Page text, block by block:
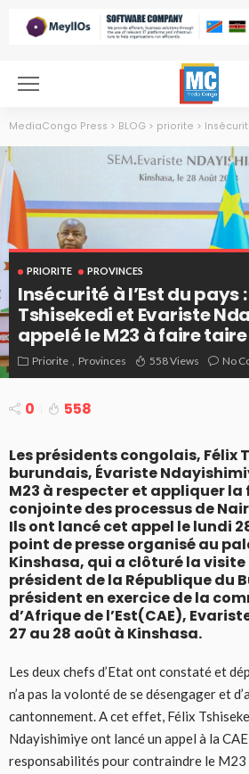
MediaCongo Press > BLOG > priorite > Insécurité à l’Est du
PRIORITE PROVINCES
Insécurité à l’Est du pays
Tshisekedi et Evariste
appelé le M23 à faire
Priorite Provinces 558 Views No
0 558
Les présidents congolais, Félix
burundais, Évariste
M23 à respecter et appliquer
conjointe des processus de
Ils ont lancé cet appel le lundi
point de presse organisé au
Kinshasa, qui a clôturé la
président de la République du
président en exercice de la
d’Afrique de l’Est(CAE),
27 au 28 août à Kinshasa.
Les deux chefs d’Etat ont constaté et
n’a pas la volonté de se désengager et
cantonnement. A cet effet, Félix
Ndayishimiye ont lancé un appel à la
responsabilités pour contraindre le M23